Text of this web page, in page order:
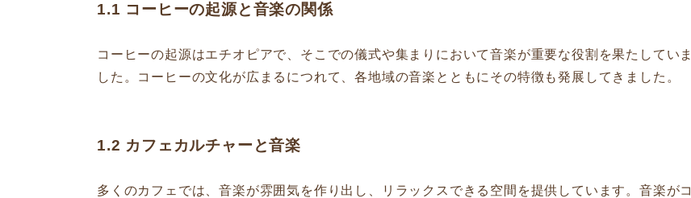
1.1 コーヒーの起源と音楽の関係
コーヒーの起源はエチオピアで、そこでの儀式や集まりにおいて音楽が重要な役割を果たしていま
した。コーヒーの文化が広まるにつれて、各地域の音楽とともにその特徴も発展してきました。
1.2 カフェカルチャーと音楽
多くのカフェでは、音楽が雰囲気を作り出し、リラックスできる空間を提供しています。音楽がコ